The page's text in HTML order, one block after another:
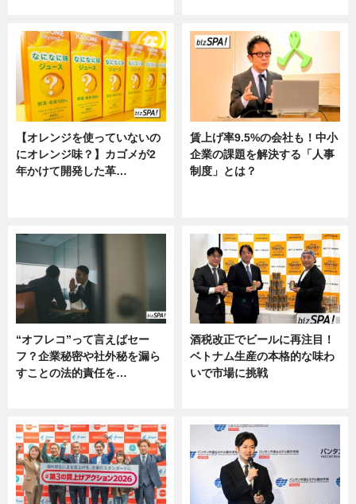
【オレンジを使っていないの
にオレンジ味？】カゴメが2
年かけて開発した革…
賃上げ率9.5%の会社も！中小
企業の課題を解決する「人事
制度」とは？
“オフレコ”って言えばセー
フ？企業秘密や社外秘を漏ら
すことの法的責任を…
酒税改正でビールに再注目！
ベトナム生産の本格的な味わ
いで市場に挑戦